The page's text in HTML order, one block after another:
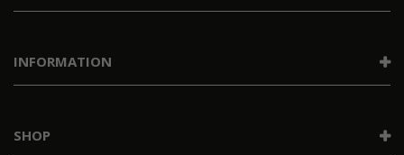
INFORMATION
SHOP